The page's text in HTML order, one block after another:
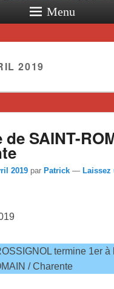
Menu
2019
SAINT-
2019 par Patrick — Laissez
termine 1er à
/ Charente